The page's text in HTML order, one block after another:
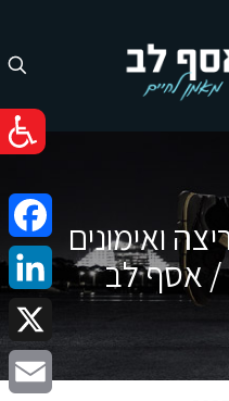
ואימונים
/ אסף לב
X